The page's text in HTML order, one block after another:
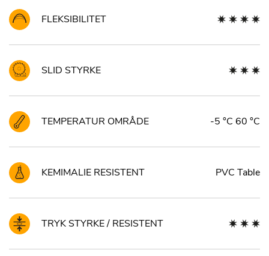
FLEKSIBILITET
SLID STYRKE
TEMPERATUR OMRÅDE -5 °C 60 °C
KEMIMALIE RESISTENT PVC Table
TRYK STYRKE / RESISTENT